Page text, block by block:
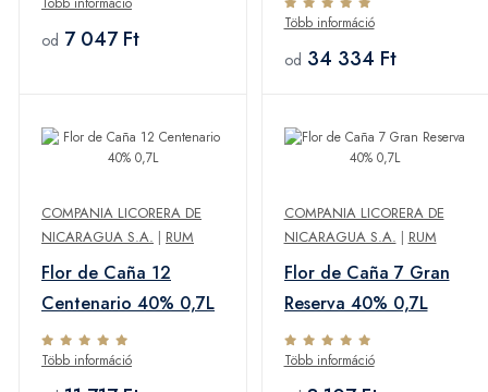
od 7 047 Ft
Több információ
od 34 334 Ft
COMPANIA LICORERA DE
NICARAGUA S.A. | RUM
Flor de Caña 12
Centenario 40% 0,7L
Több információ
COMPANIA LICORERA DE
NICARAGUA S.A. | RUM
Flor de Caña 7 Gran
Reserva 40% 0,7L
Több információ